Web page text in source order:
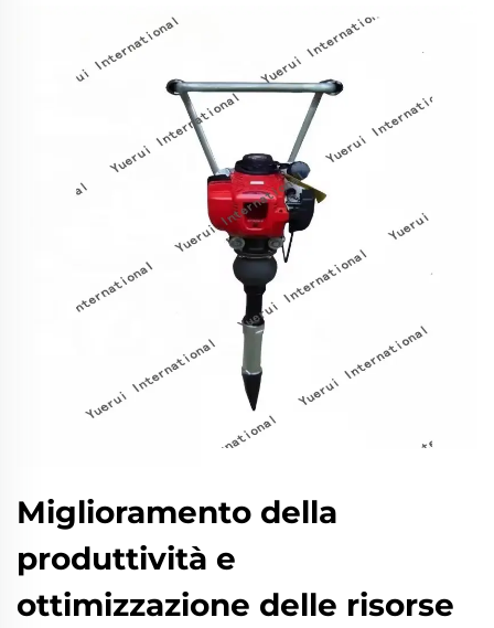
Miglioramento della
produttività e
ottimizzazione delle risorse